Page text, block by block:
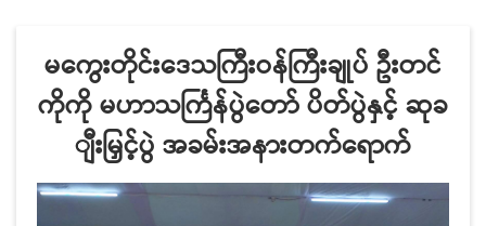
မကွေးတိုင်းဒေသကြီးဝန်ကြီးချုပ် ဦးတင်
ကိုကို မဟာသင်္ကြန်ပွဲတော် ပိတ်ပွဲနှင့် ဆုခ
ျီးမြှင့်ပွဲ အခမ်းအနားတက်ရောက်